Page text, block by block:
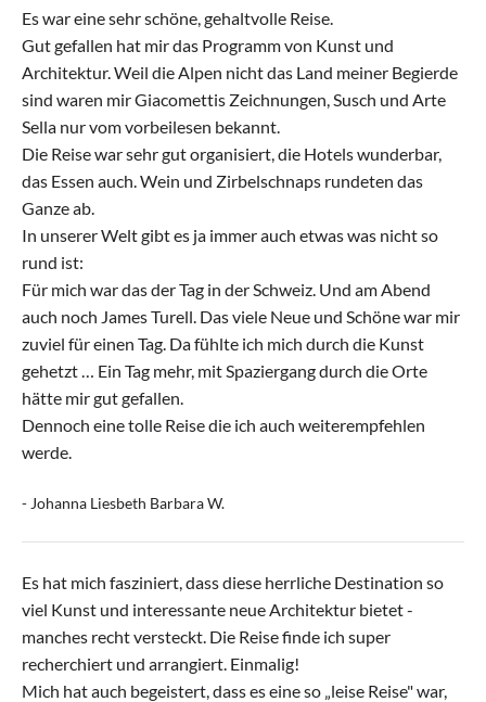
Es war eine sehr schöne, gehaltvolle Reise.
Gut gefallen hat mir das Programm von Kunst und
Architektur. Weil die Alpen nicht das Land meiner Begierde
sind waren mir Giacomettis Zeichnungen, Susch und Arte
Sella nur vom vorbeilesen bekannt.
Die Reise war sehr gut organisiert, die Hotels wunderbar,
das Essen auch. Wein und Zirbelschnaps rundeten das
Ganze ab.
In unserer Welt gibt es ja immer auch etwas was nicht so
rund ist:
Für mich war das der Tag in der Schweiz. Und am Abend
auch noch James Turell. Das viele Neue und Schöne war mir
zuviel für einen Tag. Da fühlte ich mich durch die Kunst
gehetzt … Ein Tag mehr, mit Spaziergang durch die Orte
hätte mir gut gefallen.
Dennoch eine tolle Reise die ich auch weiterempfehlen
werde.
- Johanna Liesbeth Barbara W.
Es hat mich fasziniert, dass diese herrliche Destination so
viel Kunst und interessante neue Architektur bietet -
manches recht versteckt. Die Reise finde ich super
recherchiert und arrangiert. Einmalig!
Mich hat auch begeistert, dass es eine so „leise Reise" war,